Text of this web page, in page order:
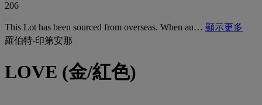
206
This Lot has been sourced from overseas. When au… 顯示更多
羅伯特‧印第安那
LOVE (金/紅色)